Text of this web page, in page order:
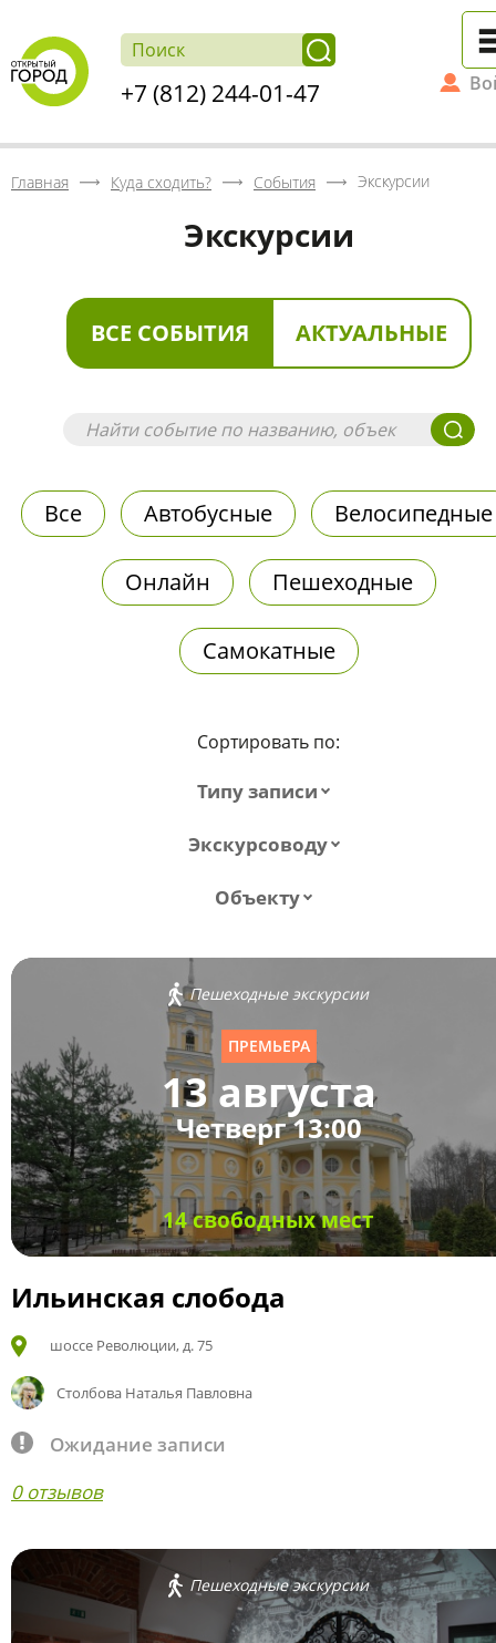
+7 (812) 244-01-47
Главная Куда сходить? События Экскурсии
Экскурсии
ВСЕ СОБЫТИЯ АКТУАЛЬНЫЕ
Все Автобусные Велосипедные
Онлайн Пешеходные
Самокатные
Сортировать по:
Типу записи
Экскурсоводу
Объекту
Пешеходные экскурсии
ПРЕМЬЕРА
13 августа
Четверг 13:00
14 свободных мест
Ильинская слобода
шоссе Революции, д. 75
Столбова Наталья Павловна
Ожидание записи
0 отзывов
Пешеходные экскурсии